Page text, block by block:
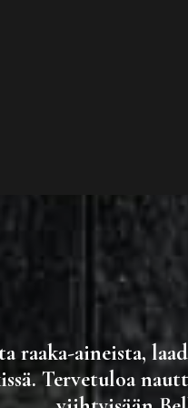
raaka-aineista,
Tervetuloa